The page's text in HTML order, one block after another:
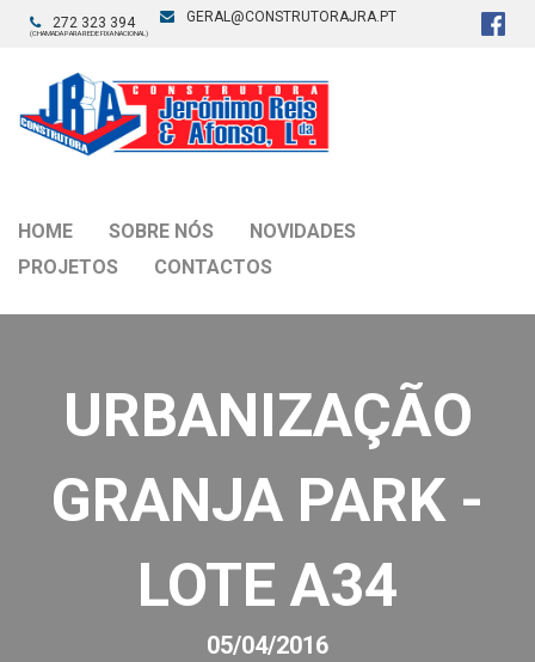
272 323 394
(CHAMADA PARA REDE FIXA NACIONAL)
GERAL@CONSTRUTORAJRA.PT
HOME SOBRE NÓS
NOVIDADES
PROJETOS
CONTACTOS
URBANIZAÇÃO
GRANJA PARK -
LOTE A34
05/04/2016